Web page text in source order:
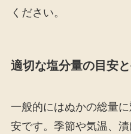
ください。
適切な塩分量の目安
一般的にはぬかの総量
安です。季節や気温、